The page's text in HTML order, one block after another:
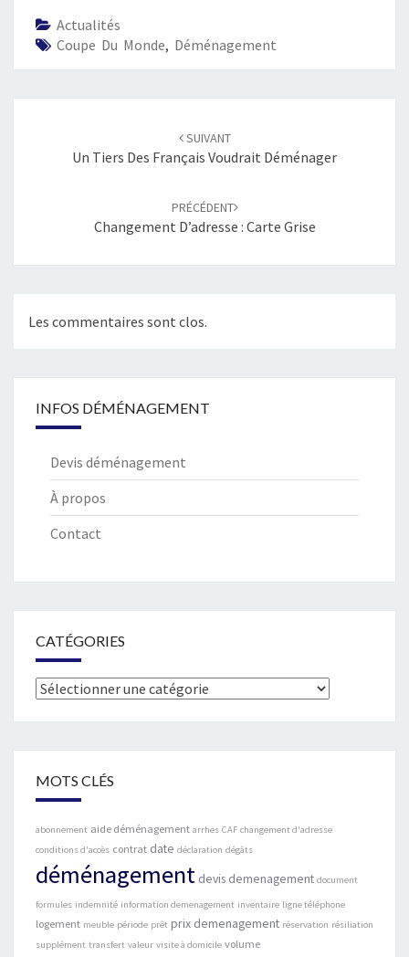
Actualités
Coupe Du Monde, Déménagement
SUIVANT
Un Tiers Des Français Voudrait Déménager
PRÉCÉDENT
Changement D’adresse : Carte Grise
Les commentaires sont clos.
INFOS DÉMÉNAGEMENT
Devis déménagement
À propos
Contact
CATÉGORIES
Catégories
MOTS CLÉS
abonnement aide déménagement arrhes CAF changement d'adresse
conditions d'accès contrat date déclaration dégâts
déménagement devis demenagement document
formules indemnité information demenagement inventaire ligne téléphone
logement meuble période prêt prix demenagement réservation résiliation
supplément transfert valeur visite à domicile volume